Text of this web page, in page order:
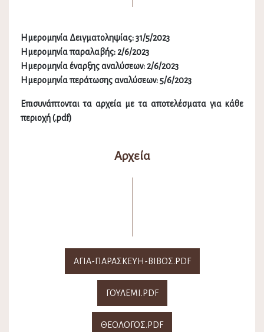
Ημερομηνία Δειγματοληψίας: 31/5/2023
Ημερομηνία παραλαβής: 2/6/2023
Ημερομηνία έναρξης αναλύσεων: 2/6/2023
Ημερομηνία περάτωσης αναλύσεων: 5/6/2023
Επισυνάπτονται τα αρχεία με τα αποτελέσματα για κάθε
περιοχή (.pdf)
Αρχεία
ΑΓΙΑ-ΠΑΡΑΣΚΕΥΗ-ΒΙΒΟΣ.PDF
ΓΟΥΛΕΜΙ.PDF
ΘΕΟΛΟΓΟΣ.PDF